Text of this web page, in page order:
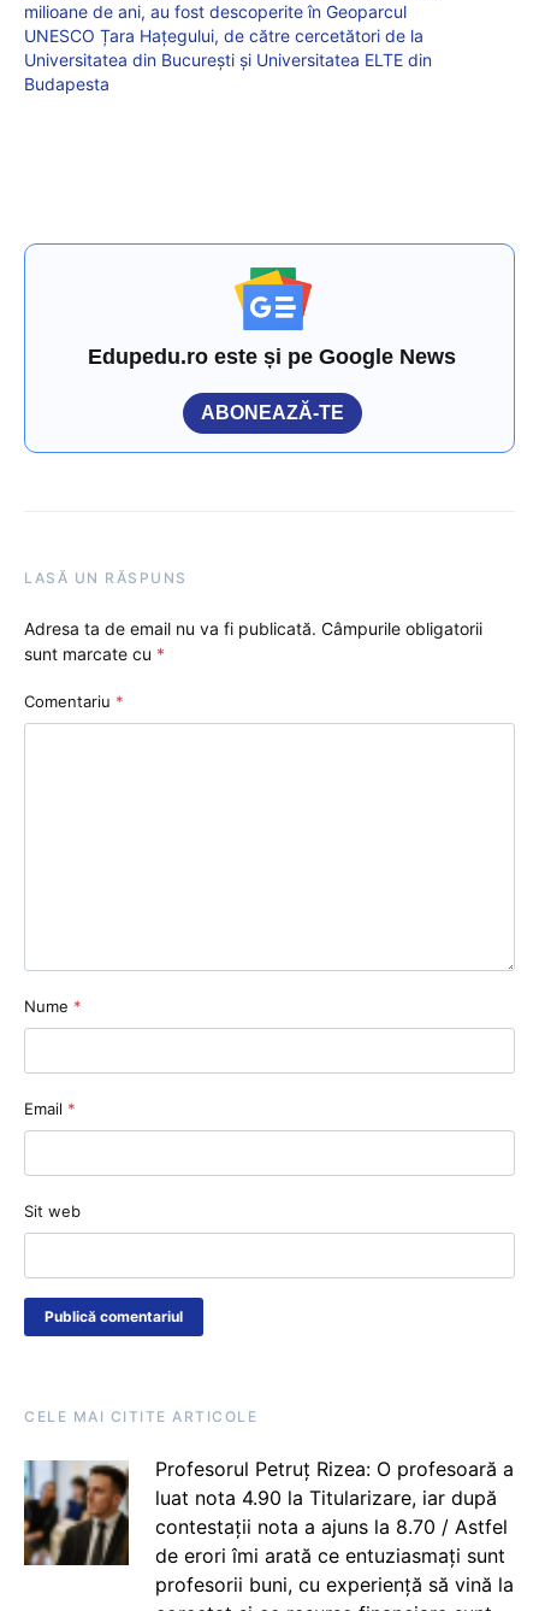
milioane de ani, au fost descoperite în Geoparcul
UNESCO Țara Hațegului, de către cercetători de la
Universitatea din București și Universitatea ELTE din
Budapesta
Edupedu.ro este și pe Google News
ABONEAZĂ-TE
LASĂ UN RĂSPUNS
Adresa ta de email nu va fi publicată. Câmpurile obligatorii
sunt marcate cu *
Comentariu *
Nume *
Email *
Sit web
CELE MAI CITITE ARTICOLE
Profesorul Petruț Rizea: O profesoară a
luat nota 4.90 la Titularizare, iar după
contestații nota a ajuns la 8.70 / Astfel
de erori îmi arată ce entuziasmați sunt
profesorii buni, cu experiență să vină la